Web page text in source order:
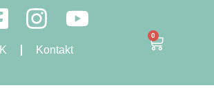
Kontakt
0